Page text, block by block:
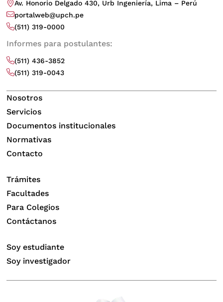
Av. Honorio Delgado 430, Urb Ingeniería, Lima – Perú
portalweb@upch.pe
(511) 319-0000
Informes para postulantes:
(511) 436-3852
(511) 319-0043
Nosotros
Servicios
Documentos institucionales
Normativas
Contacto
Trámites
Facultades
Para Colegios
Contáctanos
Soy estudiante
Soy investigador